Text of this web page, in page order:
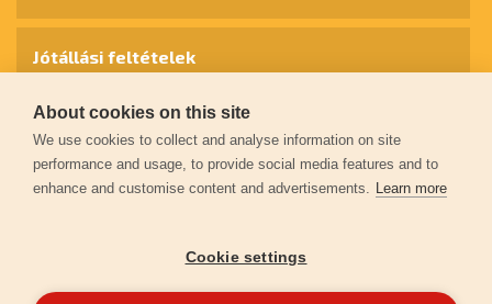
Jótállási feltételek
Személyes adatok védelme
Kapcsolat
Garancia regisztráció
About cookies on this site
We use cookies to collect and analyse information on site
performance and usage, to provide social media features and to
enhance and customise content and advertisements. Learn more
Cookie settings